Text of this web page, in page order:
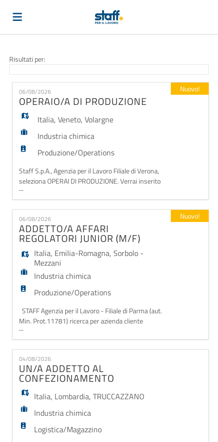
Offerte
di
lavoro
Carica
CV
Login
Lingua
EN
FR
DE
ES
PT
Risultati per:
06/08/2026
OPERAIO/A DI PRODUZIONE
Italia,Veneto,Volargne
Industria chimica
Produzione/Operations
Staff S.p.A., Agenzia per il Lavoro Filiale di Verona,
seleziona OPERAI DI PRODUZIONE. Verrai inserito
all'interno una storica e solida azienda operante nel
settore chimico-farmaceutico e ti occuperai della
produzione di mastici, sistemi epossidici, trattamenti
superficiali ed abrasivi. Gestione dei macchinari di
linea e fine linea. L'AZIENDA OF
...
Nuovo!
06/08/2026
ADDETTO/A AFFARI
REGOLATORI JUNIOR (M/F)
Italia, Emilia-Romagna,Sorbolo -
Mezzani
Industria chimica
Produzione/Operations
STAFF Agenzia per il Lavoro - Filiale di Parma (aut.
Min. Prot.11781) ricerca per azienda cliente
operante nel settore cosmetico: un/una Addetto/a
Affari Regolatori Junior da inserire nel team. Requisiti
- Laurea in Chimica, Chimica Industriale, CTF o
discipline affini. - Esperienza di 1-2 anni in ambito
affari regolatori, preferibilmente nel
...
Nuovo!
04/08/2026
UN/A ADDETTO AL
CONFEZIONAMENTO
Italia, Lombardia,TRUCCAZZANO
Industria chimica
Logistica/Magazzino